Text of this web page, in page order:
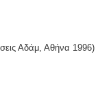
Αδάμ, Αθήνα 1996)